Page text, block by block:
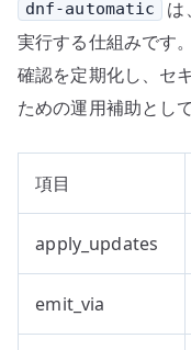
dnf-automatic
は
実行する仕組みです
確認を定期化し、セ
ための運用補助とし
項目
apply_updates
emit_via